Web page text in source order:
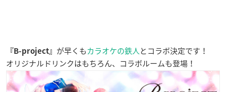
『B-project』 が早くもカラオケの鉄人とコラボ決定です！
オリジナルドリンクはもちろん、コラボルームも登場！